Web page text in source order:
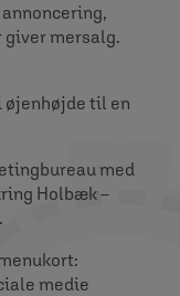
giver mersalg.
øjenhøjde til en
med
Holbæk –
medie